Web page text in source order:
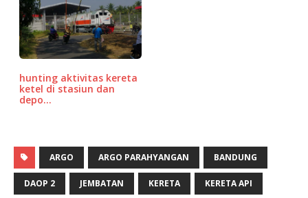
hunting aktivitas kereta
ketel di stasiun dan
depo…
ARGO ARGO PARAHYANGAN BANDUNG
DAOP 2 JEMBATAN KERETA KERETA API